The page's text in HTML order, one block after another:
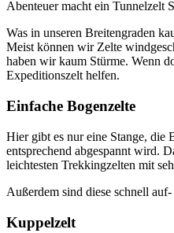
Abenteuer macht ein Tunnelzelt
Was in unseren Breitengraden
Meist können wir Zelte
haben wir kaum Stürme. Wenn
Expeditionszelt helfen.
Einfache Bogenzelte
Hier gibt es nur eine Stange, die
entsprechend abgespannt wird.
leichtesten Trekkingzelten mit
Außerdem sind diese schnell
Kuppelzelt